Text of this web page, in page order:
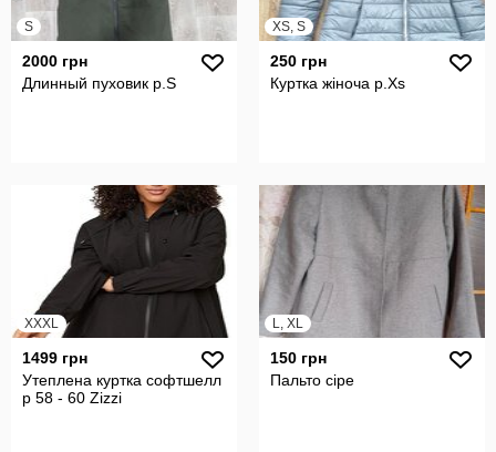
S
2000 грн
Длинный пуховик р.S
XS, S
250 грн
Куртка жіноча р.Xs
XXXL
1499 грн
Утеплена куртка софтшелл
р 58 - 60 Zizzi
L, XL
150 грн
Пальто сіре